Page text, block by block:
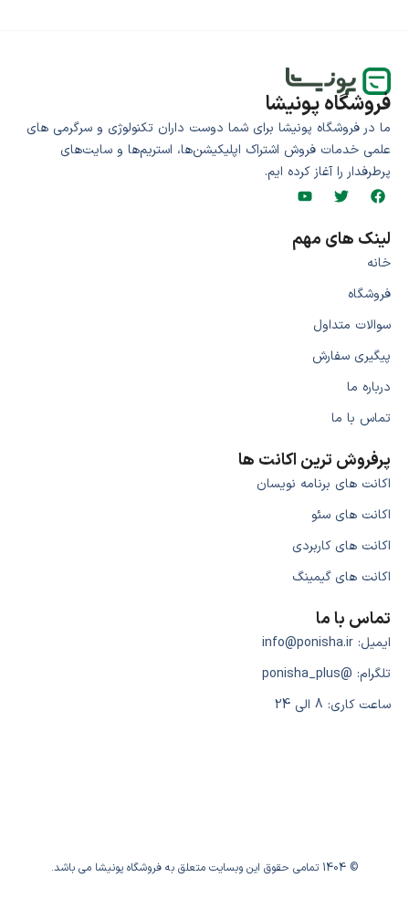
فروشگاه پونیشا
ما در فروشگاه پونیشا برای شما دوست داران تکنولوژی و سرگرمی های
علمی خدمات فروش اشتراک اپلیکیشن‌ها، استریم‌ها و سایت‌های
پرطرفدار را آغاز کرده ایم.
لینک های مهم
خانه
فروشگاه
سوالات متداول
پیگیری سفارش
درباره ما
تماس با ما
پرفروش ترین اکانت ها
اکانت های برنامه نویسان
اکانت های سئو
اکانت های کاربردی
اکانت های گیمینگ
تماس با ما
ایمیل: info@ponisha.ir
تلگرام: @ponisha_plus
ساعت کاری: 8 الی 24
© 1404 تمامی حقوق این وبسایت متعلق به فروشگاه پونیشا می باشد.